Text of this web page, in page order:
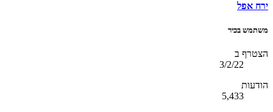
ירח אפל
משתמש בכיר
הצטרף ב
3/2/22
הודעות
5,433